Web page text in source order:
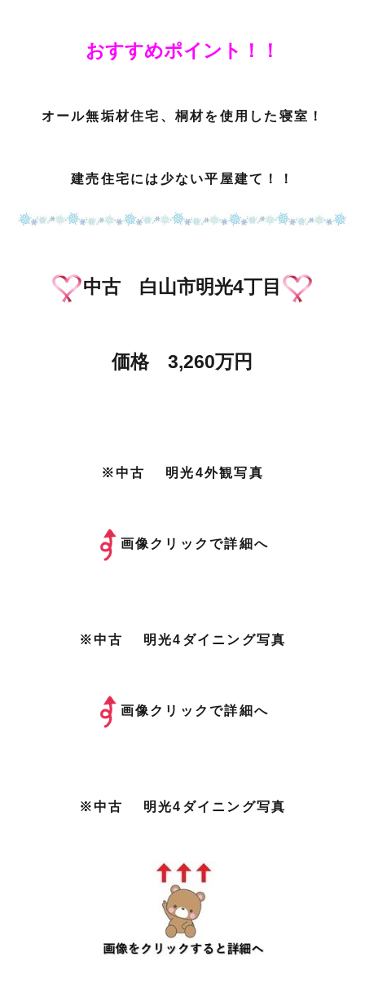
おすすめポイント！！
オール無垢材住宅、桐材を使用した寝室！
建売住宅には少ない平屋建て！！
中古 白山市明光4丁目
価格 3,260万円
※中古 明光4外観写真
画像クリックで詳細へ
※中古 明光4ダイニング写真
画像クリックで詳細へ
※中古 明光4ダイニング写真